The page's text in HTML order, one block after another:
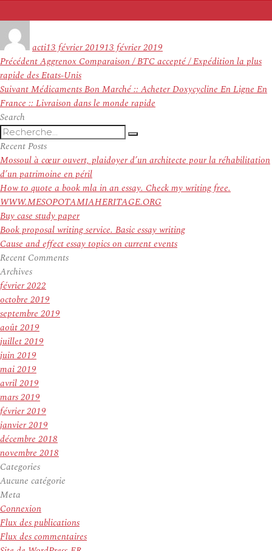
actile
13 février 201913 février 2019
Navigation
de
l’article
PrécédentArticle
précédent :
Aggrenox Comparaison / BTC accepté / Expédition la plus
rapide des Etats-Unis
SuivantArticle
suivant :
Médicaments Bon Marché :: Acheter Doxycycline En Ligne En
France :: Livraison dans le monde rapide
Search
Recherche
pour
:
Recherche
Recent Posts
Mossoul à cœur ouvert, plaidoyer d’un architecte pour la réhabilitation
d’un patrimoine en péril
How to quote a book mla in an essay. Check my writing free.
WWW.MESOPOTAMIAHERITAGE.ORG
Buy case study paper
Book proposal writing service. Basic essay writing
Cause and effect essay topics on current events
Recent Comments
Archives
février 2022
octobre 2019
septembre 2019
août 2019
juillet 2019
juin 2019
mai 2019
avril 2019
mars 2019
février 2019
janvier 2019
décembre 2018
novembre 2018
Categories
Aucune catégorie
Meta
Connexion
Flux des publications
Flux des commentaires